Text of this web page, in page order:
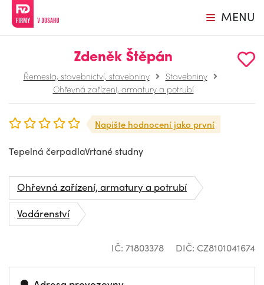
MENU
Zdeněk Štěpán
Řemesla, stavebnictví, stavebniny
Stavebniny
Ohřevná zařízení, armatury a potrubí
Napište hodnocení jako první
Tepelná čerpadlaVrtané studny
Ohřevná zařízení, armatury a potrubí
Vodárenství
IČ: 71803378 DIČ: CZ8101041674